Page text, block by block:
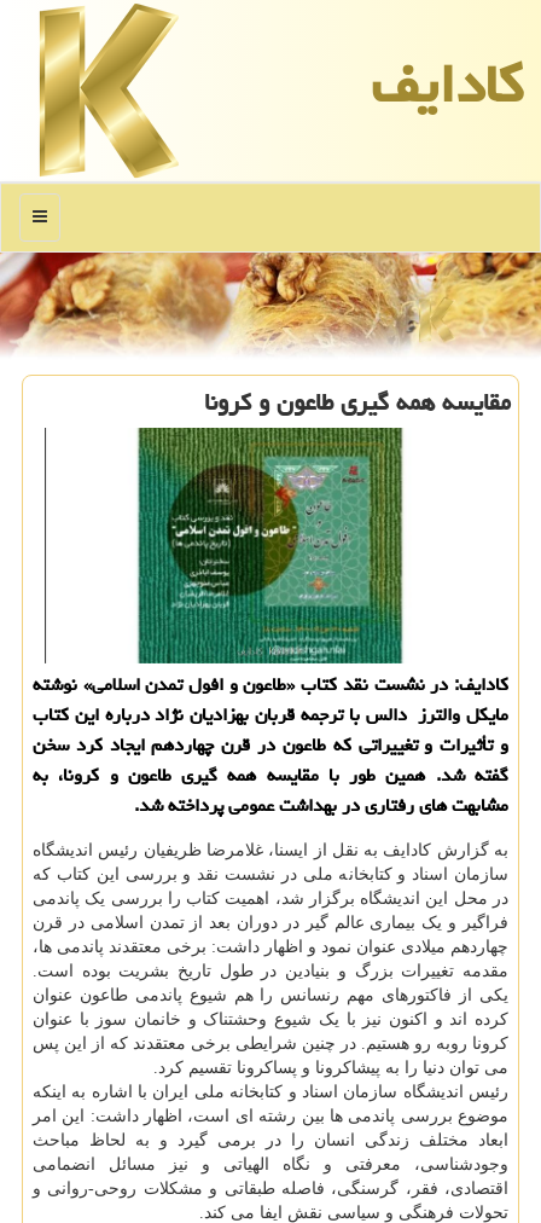
كادایف
منو
مقایسه همه گیری طاعون و کرونا
کادایف: در نشست نقد کتاب «طاعون و افول تمدن اسلامی» نوشته
مایکل والترز دالس با ترجمه قربان بهزادیان نژاد درباره این کتاب
و تأثیرات و تغییراتی که طاعون در قرن چهاردهم ایجاد کرد سخن
گفته شد. همین طور با مقایسه همه گیری طاعون و کرونا، به
مشابهت های رفتاری در بهداشت عمومی پرداخته شد.
به گزارش کادایف به نقل از ایسنا، غلامرضا ظریفیان رئیس اندیشگاه
سازمان اسناد و کتابخانه ملی در نشست نقد و بررسی این کتاب که
در محل این اندیشگاه برگزار شد، اهمیت کتاب را بررسی یک پاندمی
فراگیر و یک بیماری عالم گیر در دوران بعد از تمدن اسلامی در قرن
چهاردهم میلادی عنوان نمود و اظهار داشت: برخی معتقدند پاندمی ها،
مقدمه تغییرات بزرگ و بنیادین در طول تاریخ بشریت بوده است.
یکی از فاکتورهای مهم رنسانس را هم شیوع پاندمی طاعون عنوان
کرده اند و اکنون نیز با یک شیوع وحشتناک و خانمان سوز با عنوان
کرونا روبه رو هستیم. در چنین شرایطی برخی معتقدند که از این پس
می توان دنیا را به پیشاکرونا و پساکرونا تقسیم کرد.
رئیس اندیشگاه سازمان اسناد و کتابخانه ملی ایران با اشاره به اینکه
موضوع بررسی پاندمی ها بین رشته ای است، اظهار داشت: این امر
ابعاد مختلف زندگی انسان را در برمی گیرد و به لحاظ مباحث
وجودشناسی، معرفتی و نگاه الهیاتی و نیز مسائل انضمامی
اقتصادی، فقر، گرسنگی، فاصله طبقاتی و مشکلات روحی-روانی و
تحولات فرهنگی و سیاسی نقش ایفا می کند.